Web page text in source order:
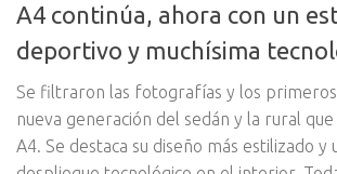
A4 continúa, ahora con un
deportivo y muchísima
Se filtraron las fotografías y los
nueva generación del sedán y la rural
A4. Se destaca su diseño más estilizado